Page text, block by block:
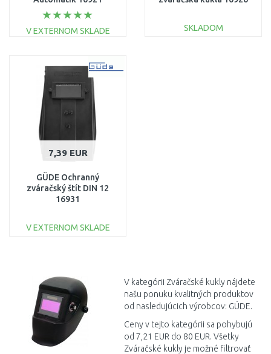
V EXTERNOM SKLADE SKLADOM
7,39 EUR
GÜDE Ochranný
zváračský štít DIN 12
16931
V EXTERNOM SKLADE
Porovnať
V kategórii Zváračské kukly nájdete
našu ponuku kvalitných produktov
od nasledujúcich výrobcov: GÜDE.
Ceny v tejto kategórii sa pohybujú
od 7,21 EUR do 80 EUR. Všetky
Zváračské kukly je možné filtrovať